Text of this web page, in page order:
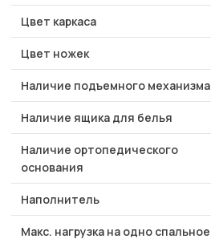
Цвет каркаса
Цвет ножек
Наличие подъемного механизма
Наличие ящика для белья
Наличие ортопедического
основания
Наполнитель
Макс. нагрузка на одно спальное